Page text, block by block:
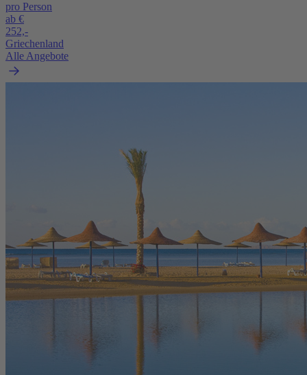
pro Person
ab €
252,-
Griechenland
Alle Angebote